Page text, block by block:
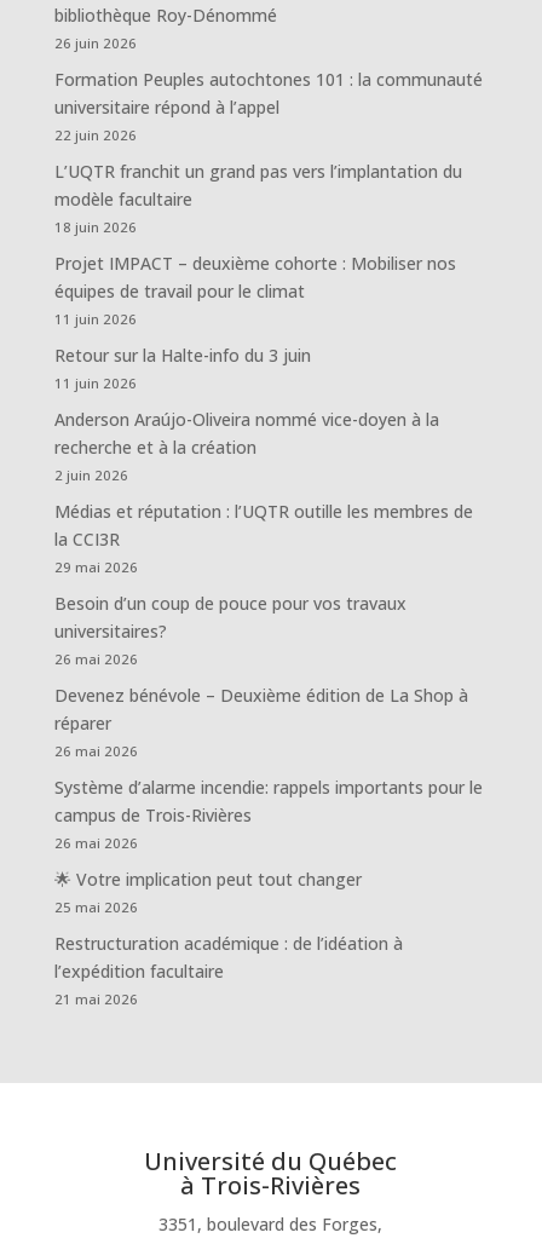
bibliothèque Roy-Dénommé
26 juin 2026
Formation Peuples autochtones 101 : la communauté
universitaire répond à l’appel
22 juin 2026
L’UQTR franchit un grand pas vers l’implantation du
modèle facultaire
18 juin 2026
Projet IMPACT – deuxième cohorte : Mobiliser nos
équipes de travail pour le climat
11 juin 2026
Retour sur la Halte-info du 3 juin
11 juin 2026
Anderson Araújo-Oliveira nommé vice-doyen à la
recherche et à la création
2 juin 2026
Médias et réputation : l’UQTR outille les membres de
la CCI3R
29 mai 2026
Besoin d’un coup de pouce pour vos travaux
universitaires?
26 mai 2026
Devenez bénévole – Deuxième édition de La Shop à
réparer
26 mai 2026
Système d’alarme incendie: rappels importants pour le
campus de Trois-Rivières
26 mai 2026
🌟 Votre implication peut tout changer
25 mai 2026
Restructuration académique : de l’idéation à
l’expédition facultaire
21 mai 2026
Université du Québec
à Trois-Rivières
3351, boulevard des Forges,